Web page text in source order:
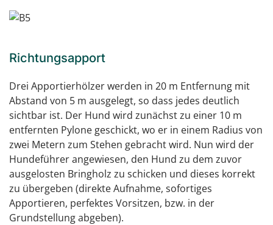
Richtungsapport
Drei Apportierhölzer werden in 20 m Entfernung mit
Abstand von 5 m ausgelegt, so dass jedes deutlich
sichtbar ist. Der Hund wird zunächst zu einer 10 m
entfernten Pylone geschickt, wo er in einem Radius von
zwei Metern zum Stehen gebracht wird. Nun wird der
Hundeführer angewiesen, den Hund zu dem zuvor
ausgelosten Bringholz zu schicken und dieses korrekt
zu übergeben (direkte Aufnahme, sofortiges
Apportieren, perfektes Vorsitzen, bzw. in der
Grundstellung abgeben).